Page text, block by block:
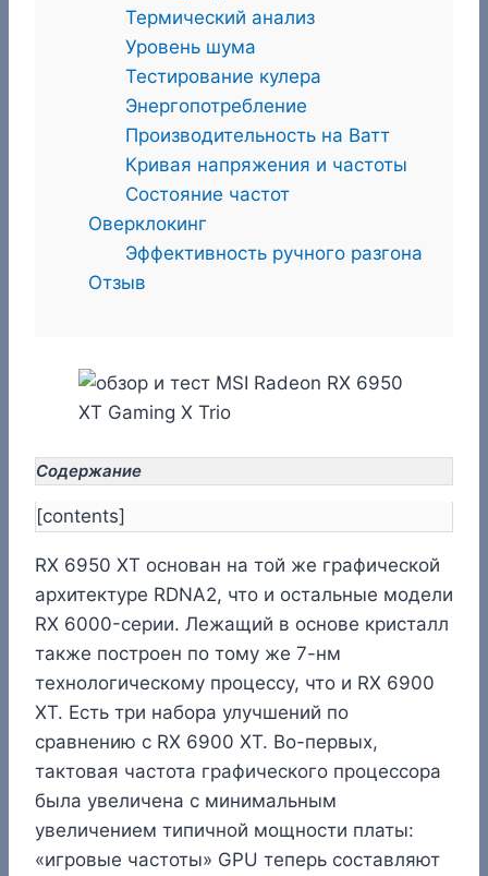
Термический анализ
Уровень шума
Тестирование кулера
Энергопотребление
Производительность на Ватт
Кривая напряжения и частоты
Состояние частот
Оверклокинг
Эффективность ручного разгона
Отзыв
Содержание
[contents]
RX 6950 XT основан на той же графической
архитектуре RDNA2, что и остальные модели
RX 6000-серии. Лежащий в основе кристалл
также построен по тому же 7-нм
технологическому процессу, что и RX 6900
XT. Есть три набора улучшений по
сравнению с RX 6900 XT. Во-первых,
тактовая частота графического процессора
была увеличена с минимальным
увеличением типичной мощности платы:
«игровые частоты» GPU теперь составляют